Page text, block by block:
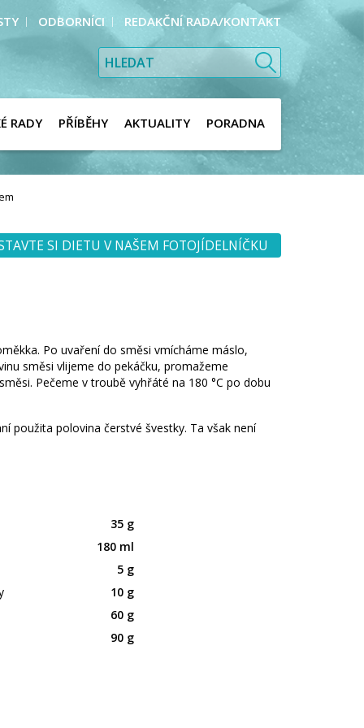
ODBORNÍCI REDAKČNÍ RADA/KONTAKT
RADY PŘÍBĚHY AKTUALITY PORADNA
SI DIETU V NAŠEM FOTOJÍDELNÍČKU
Po uvaření do směsi vmícháme máslo,
směsi vlijeme do pekáčku, promažeme
Pečeme v troubě vyhřáté na 180 °C po dobu
použita polovina čerstvé švestky. Ta však není
35 g
180 ml
5 g
10 g
60 g
90 g